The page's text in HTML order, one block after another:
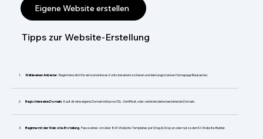
Eigene Website erstellen
Tipps zur Website-Erstellung
Wähle einen Anbieter. Registriere dich für ein kostenloses Konto bei einem sicheren und leistungsstarken Homepage Baukasten.
Registriere eine Domain. Kauf dir eine eigene Domain inklusive SSL-Zertifikat, oder verbinde deine bestehende Domain.
Beginne mit der Website-Erstellung. Passe eines von über 800 Website-Templates per Drag & Drop an oder nutze den KI-Website-Builder.